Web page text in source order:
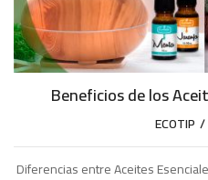
Beneficios de los
ECOTIP
Diferencias entre Aceites